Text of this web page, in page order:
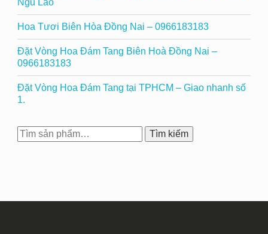
Ngũ Lão
Hoa Tươi Biên Hòa Đồng Nai – 0966183183
Đặt Vòng Hoa Đám Tang Biên Hoà Đồng Nai –
0966183183
Đặt Vòng Hoa Đám Tang tại TPHCM – Giao nhanh số
1.
Tìm
kiếm:
Tìm kiếm